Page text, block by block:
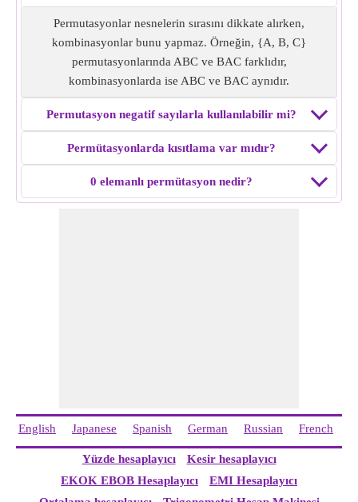
Permutasyonlar nesnelerin sırasını dikkate alırken,
kombinasyonlar bunu yapmaz. Örneğin, {A, B, C}
permutasyonlarında ABC ve BAC farklıdır,
kombinasyonlarda ise ABC ve BAC aynıdır.
Permutasyon negatif sayılarla kullanılabilir mi?
Permütasyonlarda kısıtlama var mıdır?
0 elemanlı permütasyon nedir?
English Japanese Spanish German Russian French
Yüzde hesaplayıcı
Kesir hesaplayıcı
EKOK EBOB Hesaplayıcı
EMI Hesaplayıcı